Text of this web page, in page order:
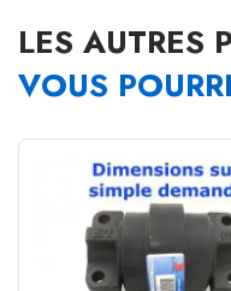
LES AUTRES
VOUS